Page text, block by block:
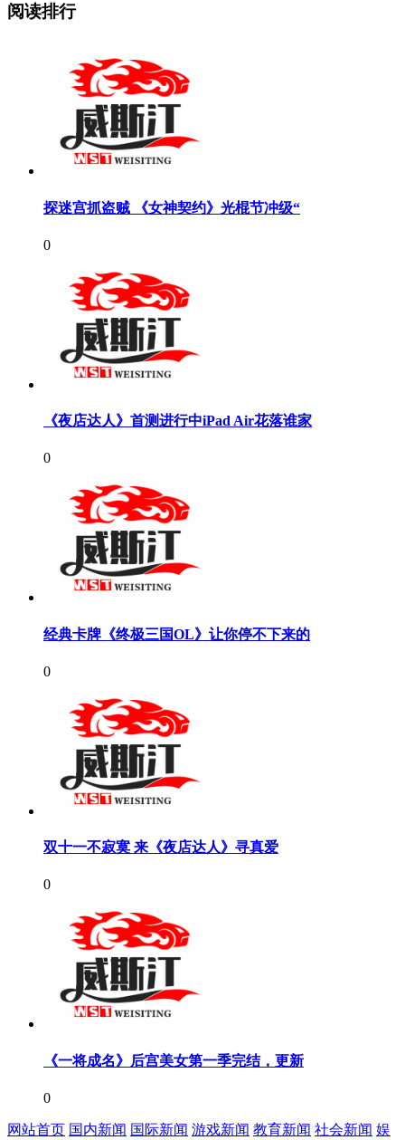
阅读排行
探迷宫抓盗贼 《女神契约》光棍节冲级“
0
《夜店达人》首测进行中iPad Air花落谁家
0
经典卡牌《终极三国OL》让你停不下来的
0
双十一不寂寞 来《夜店达人》寻真爱
0
《一将成名》后宫美女第一季完结，更新
0
网站首页 国内新闻 国际新闻 游戏新闻 教育新闻 社会新闻 娱